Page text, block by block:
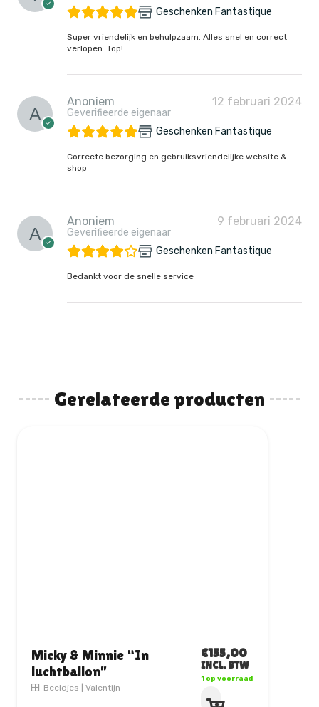
Geschenken Fantastique
Super vriendelijk en behulpzaam. Alles snel en correct
verlopen. Top!
Anoniem
Geverifieerde eigenaar
12 februari 2024
Geschenken Fantastique
Correcte bezorging en gebruiksvriendelijke website &
shop
Anoniem
Geverifieerde eigenaar
9 februari 2024
Geschenken Fantastique
Bedankt voor de snelle service
Gerelateerde producten
Micky & Minnie “In
luchtballon”
Beeldjes Valentijn
€155,00
INCL. BTW
1 op voorraad